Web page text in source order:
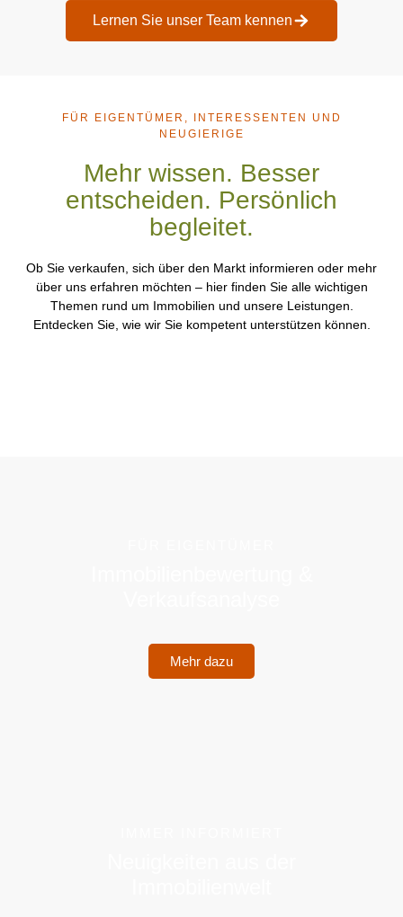
Lernen Sie unser Team kennen
FÜR EIGENTÜMER, INTERESSENTEN UND
NEUGIERIGE
Mehr wissen. Besser
entscheiden. Persönlich
begleitet.
Ob Sie verkaufen, sich über den Markt informieren oder mehr
über uns erfahren möchten – hier finden Sie alle wichtigen
Themen rund um Immobilien und unsere Leistungen.
Entdecken Sie, wie wir Sie kompetent unterstützen können.
Mehr dazu